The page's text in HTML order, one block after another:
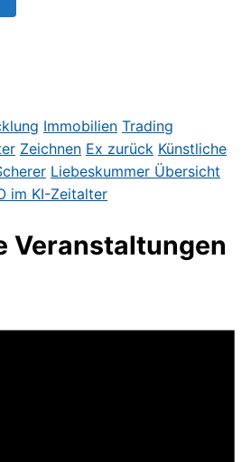
Immobilien Trading
r Zeichnen Ex zurück Künstliche
Liebeskummer Übersicht
im KI-Zeitalter
Veranstaltungen